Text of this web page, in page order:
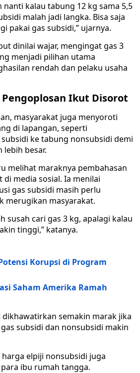
nanti kalau tabung 12 kg sama 5,5
malah jadi langka. Bisa saja
pakai gas subsidi,” ujarnya.
dinilai wajar, mengingat gas 3
menjadi pilihan utama
rendah dan pelaku usaha
Ikut Disorot
masyarakat juga menyoroti
di lapangan, seperti
ke tabung nonsubsidi demi
besar.
melihat maraknya pembahasan
media sosial. Ia menilai
gas subsidi masih perlu
merugikan masyarakat.
susah cari gas 3 kg, apalagi kalau
tinggi,” katanya.
Korupsi di Program
Saham Amerika Ramah
dikhawatirkan semakin marak jika
subsidi dan nonsubsidi makin
harga elpiji nonsubsidi juga
ibu rumah tangga.